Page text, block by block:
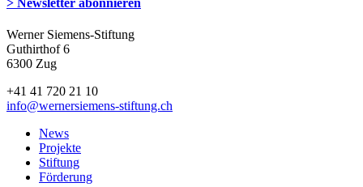
> Newsletter abonnieren
Werner Siemens-Stiftung
Guthirthof 6
6300 Zug
+41 41 720 21 10
info@wernersiemens-stiftung.ch
News
Projekte
Stiftung
Förderung